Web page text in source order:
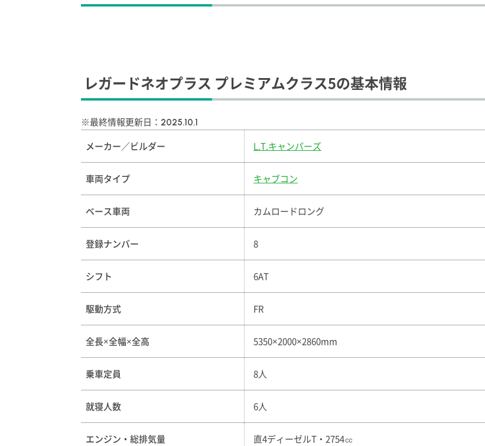
レガードネオプラス プレミアムクラス5の基本情報
※最終情報更新日： 2025.10.1
メーカー／ビルダー L.T.キャンパーズ
車両タイプ キャブコン
ベース車両 カムロードロング
登録ナンバー 8
シフト 6AT
駆動方式 FR
全長×全幅×全高 5350×2000×2860mm
乗車定員 8人
就寝人数 6人
エンジン・総排気量 直4ディーゼルT・2754㏄